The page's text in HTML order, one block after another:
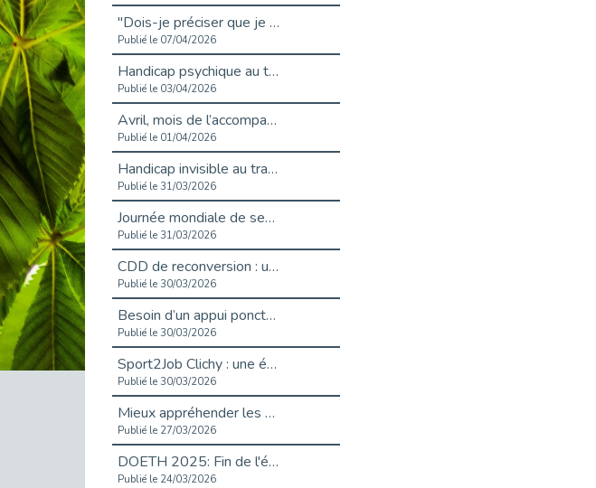
"Dois-je préciser que je suis handicapé sur mon CV?"
Publié le 07/04/2026
Handicap psychique au travail : et si nous changions de regard - vidéo
Publié le 03/04/2026
Avril, mois de l’accompagnement dans l’emploi avec Cap emploi.
Publié le 01/04/2026
Handicap invisible au travail : se taire ou parler? - vidéo
Publié le 31/03/2026
Journée mondiale de sensibilisation à l’autisme
Publié le 31/03/2026
CDD de reconversion : un nouveau contrat pour sécuriser le changement de métier.
Publié le 30/03/2026
Besoin d’un appui ponctuel expertise handicap ?
Publié le 30/03/2026
Sport2Job Clichy : une édition altoséquanaise avec Cap Emploi 92.
Publié le 30/03/2026
Mieux appréhender les enjeux du handicap singulier en entreprise - vidéo
Publié le 27/03/2026
DOETH 2025: Fin de l'écrêtement
Publié le 24/03/2026